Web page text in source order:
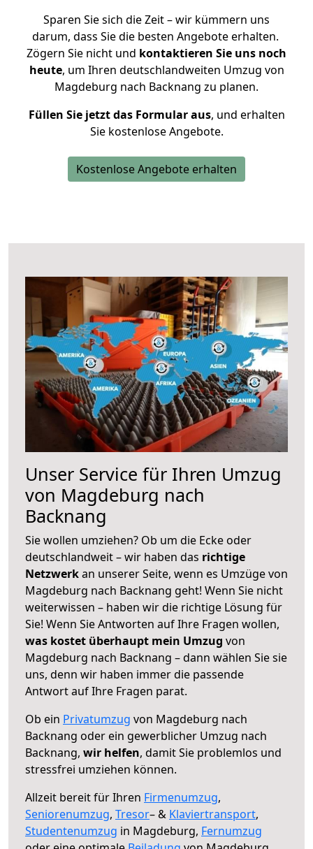
Sparen Sie sich die Zeit – wir kümmern uns
darum, dass Sie die besten Angebote erhalten.
Zögern Sie nicht und kontaktieren Sie uns noch
heute, um Ihren deutschlandweiten Umzug von
Magdeburg nach Backnang zu planen.
Füllen Sie jetzt das Formular aus, und erhalten
Sie kostenlose Angebote.
Kostenlose Angebote erhalten
Unser Service für Ihren Umzug
von Magdeburg nach
Backnang
Sie wollen umziehen? Ob um die Ecke oder
deutschlandweit – wir haben das richtige
Netzwerkan unserer Seite, wenn es Umzüge von
Magdeburg nach Backnang geht! Wenn Sie nicht
weiterwissen – haben wir die richtige Lösung für
Sie! Wenn Sie Antworten auf Ihre Fragen wollen,
was kostet überhaupt mein Umzug von
Magdeburg nach Backnang – dann wählen Sie sie
uns, denn wir haben immer die passende
Antwort auf Ihre Fragen parat.
Ob ein Privatumzug von Magdeburg nach
Backnang oder ein gewerblicher Umzug nach
Backnang, wir helfen, damit Sie problemlos und
stressfrei umziehen können.
Allzeit bereit für Ihren Firmenumzug,
Seniorenumzug, Tresor– & Klaviertransport,
Studentenumzug in Magdeburg, Fernumzug